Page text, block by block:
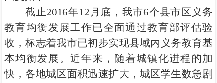
截止2016年12月底，我市6个县市区义务
教育均衡发展工作已全面通过教育部评估验
收，标志着我市已初步实现县域内义务教育基
本均衡发展。近年来，随着城镇化进程的加
快，各地城区面积迅速扩大，城区学生数急剧